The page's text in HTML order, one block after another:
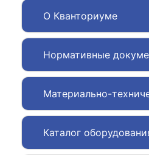
О Кванториуме
Нормативные
Материально-
Каталог